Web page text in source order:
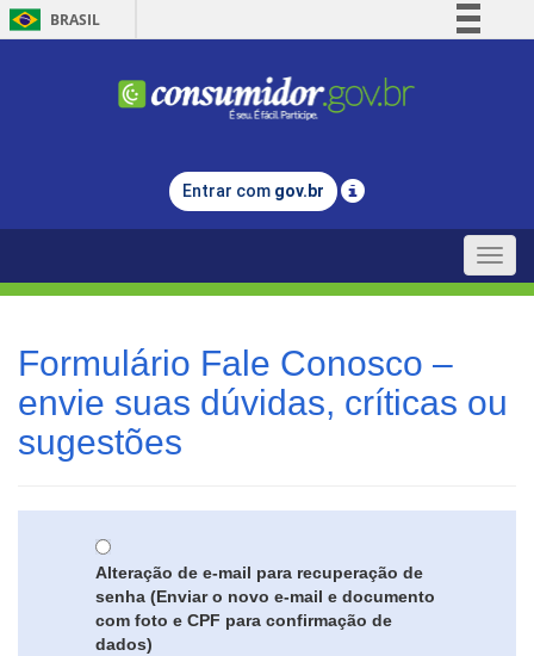
BRASIL
Comunica BR
Legislação
Entrar com gov.br
Toggle
Formulário Fale Conosco –
envie suas dúvidas, críticas ou
sugestões
Alteração de e-mail para recuperação de
senha (Enviar o novo e-mail e documento
com foto e CPF para confirmação de
dados)